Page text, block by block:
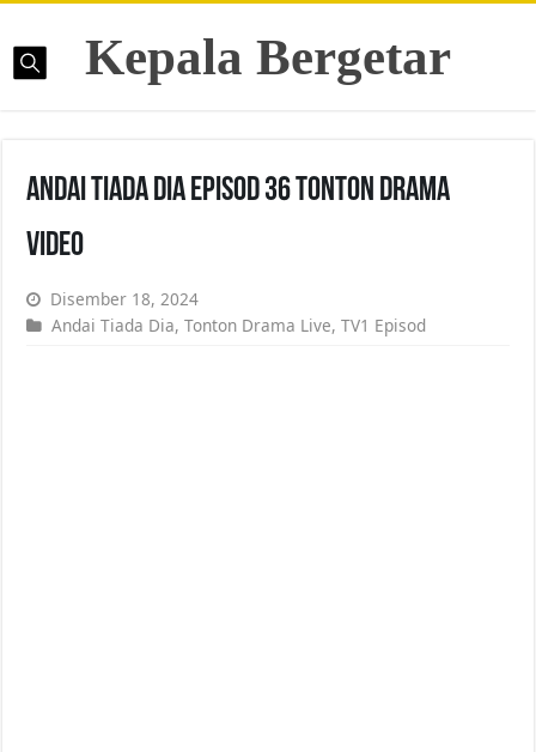
Kepala Bergetar
Andai Tiada Dia Episod 36 Tonton Drama
Video
Disember 18, 2024
Andai Tiada Dia,Tonton Drama Live,TV1 Episod